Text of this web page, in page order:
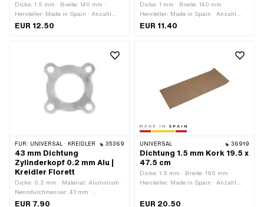
Dicke: 1.5 mm · Breite: 140 mm ·
Hersteller: Made in Spain · Anzahl
Bestandteile: 1 Stk. · Material: Kork ·
EUR 12.50
Dicke: 1 mm · Breite: 140 mm ·
Hersteller: Made in Spain · Anzahl
Bestandteile: 1 Stk. · Material: Kork ·
EUR 11.40
FÜR: UNIVERSAL · KREIDLER 35369
43 mm Dichtung
Zylinderkopf 0.2 mm Alu |
Kreidler Florett
Dicke: 0.2 mm · Material: Aluminium ·
Nenndurchmesser: 43 mm ·
Verwendungsort: Zylinderkopf · Ø
EUR 7.90
UNIVERSAL 36919
Dichtung 1.5 mm Kork 19.5 x
47.5 cm
Dicke: 1.5 mm · Breite: 195 mm ·
Hersteller: Made in Spain · Anzahl
Farbe: braun · Gesamtlänge: 475 mm
EUR 20.50